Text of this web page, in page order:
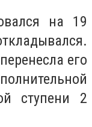
на 19
его
ступени 2